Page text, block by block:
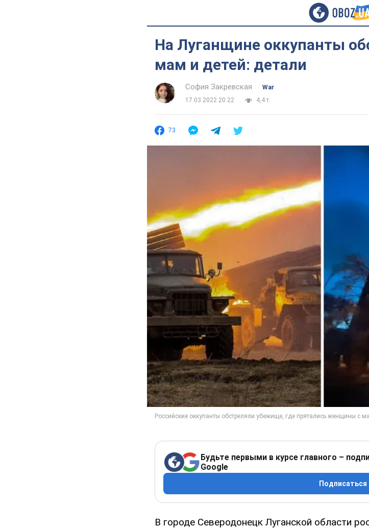
На Луганщине оккупанты
мам и детей: детали
София Закревская
War
17.03.2022 20:22
4,4 т.
73
Будьте первыми в курсе главного –
Google
Подписаться
В городе Северодонецк Луганской области